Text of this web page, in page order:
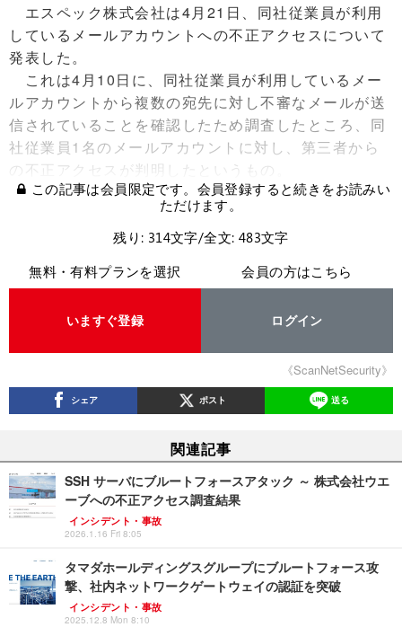
エスペック株式会社は4月21日、同社従業員が利用
しているメールアカウントへの不正アクセスについて
発表した。
これは4月10日に、同社従業員が利用しているメー
ルアカウントから複数の宛先に対し不審なメールが送
信されていることを確認したため調査したところ、同
社従業員1名のメールアカウントに対し、第三者から
の不正アクセスが判明したというもの。
この記事は会員限定です。会員登録すると続きをお読みい
ただけます。
残り: 314文字/全文: 483文字
無料・有料プランを選択
いますぐ登録
会員の方はこちら
ログイン
《ScanNetSecurity》
シェア ポスト 送る
関連記事
SSH サーバにブルートフォースアタック ～ 株式会社ウエ
ーブへの不正アクセス調査結果
インシデント・事故
2026.1.16 Fri 8:05
タマダホールディングスグループにブルートフォース攻
撃、社内ネットワークゲートウェイの認証を突破
インシデント・事故
2025.12.8 Mon 8:10